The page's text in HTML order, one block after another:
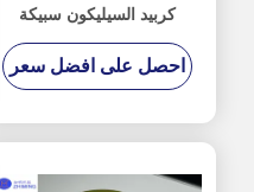
كربيد السيليكون سبيكة
الركيزة سيك رقاقة أشباه
الموصلات
احصل على افضل سعر